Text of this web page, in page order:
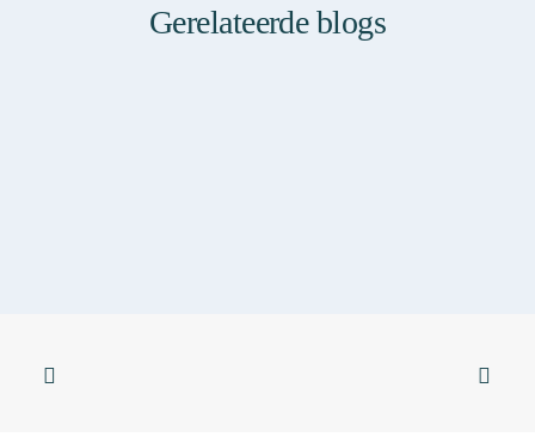
Gerelateerde blogs